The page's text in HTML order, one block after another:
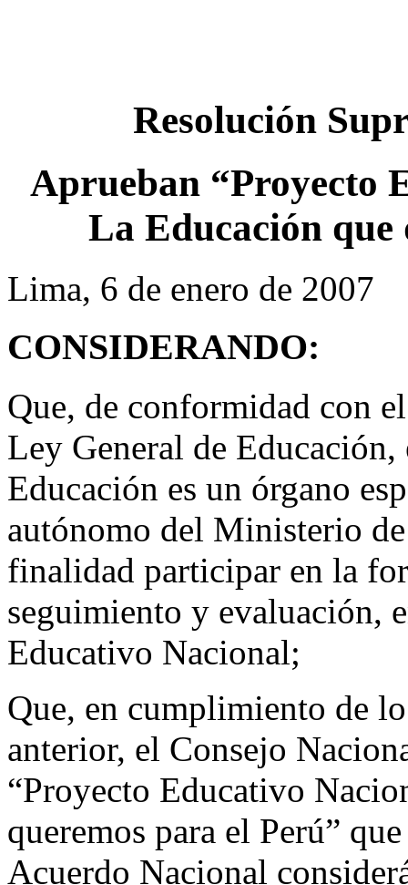
Resolución
Aprueban “Proyecto
La Educación que
Lima, 6 de enero de 2007
CONSIDERANDO:
Que, de conformidad con
Ley General de
Educación es un órgano
autónomo del Ministerio
finalidad participar en la
seguimiento y evaluación,
Educativo Nacional;
Que, en cumplimiento de
anterior, el Consejo
“Proyecto Educativo
queremos para el Perú”
Acuerdo Nacional